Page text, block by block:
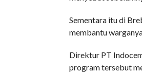
Sementara itu di
membantu
Direktur PT
program tersebut